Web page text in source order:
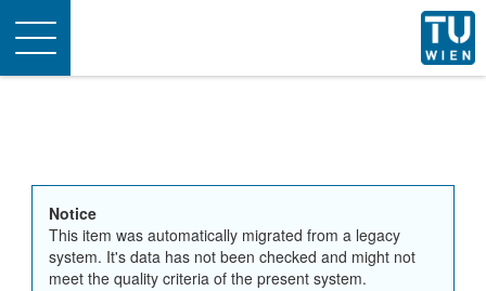
Toggle
navigation
Notice
This item was automatically migrated from a legacy
system. It's data has not been checked and might not
meet the quality criteria of the present system.